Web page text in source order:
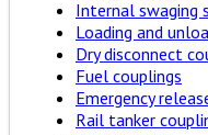
Internal swaging
Loading and
Dry disconnect
Fuel couplings
Emergency
Rail tanker